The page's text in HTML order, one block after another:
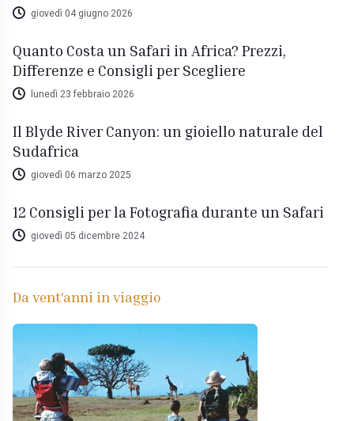
giovedì 04 giugno 2026
Quanto Costa un Safari in Africa? Prezzi,
Differenze e Consigli per Scegliere
lunedì 23 febbraio 2026
Il Blyde River Canyon: un gioiello naturale del
Sudafrica
giovedì 06 marzo 2025
12 Consigli per la Fotografia durante un Safari
giovedì 05 dicembre 2024
Da vent'anni in viaggio